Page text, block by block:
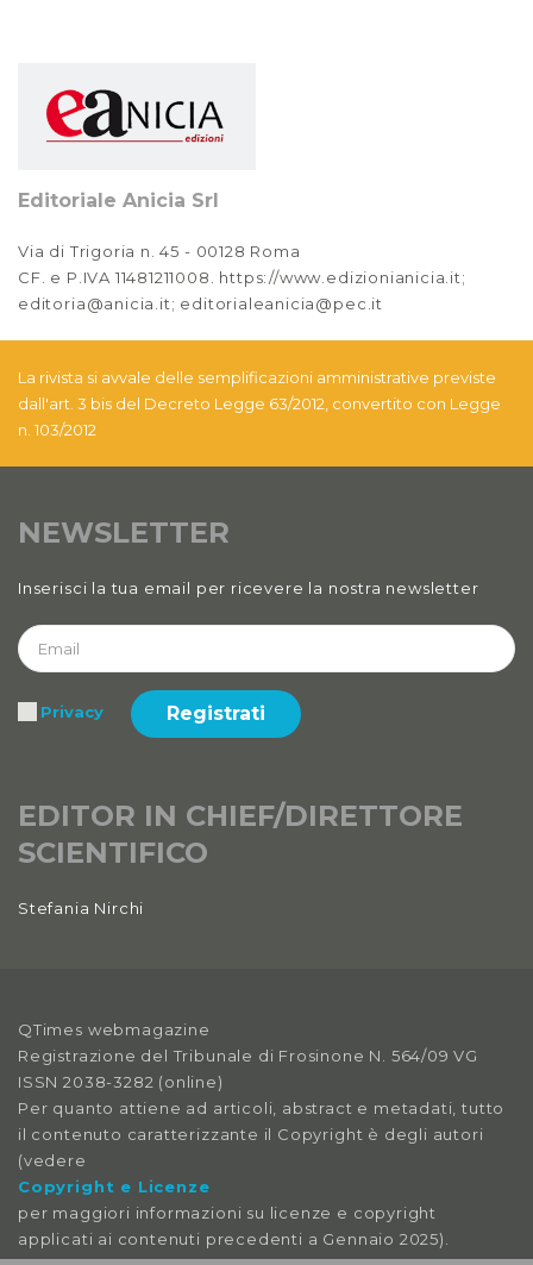
Editoriale Anicia Srl
Via di Trigoria n. 45 - 00128 Roma
CF. e P.IVA 11481211008. https://www.edizionianicia.it;
editoria@anicia.it; editorialeanicia@pec.it
La rivista si avvale delle semplificazioni amministrative previste
dall'art. 3 bis del Decreto Legge 63/2012, convertito con Legge
n. 103/2012
NEWSLETTER
Inserisci la tua email per ricevere la nostra newsletter
Privacy Registrati
EDITOR IN CHIEF/DIRETTORE
SCIENTIFICO
Stefania Nirchi
QTimes webmagazine
Registrazione del Tribunale di Frosinone N. 564/09 VG
ISSN 2038-3282 (online)
Per quanto attiene ad articoli, abstract e metadati, tutto
il contenuto caratterizzante il Copyright è degli autori
(vedere
Copyright e Licenze
per maggiori informazioni su licenze e copyright
applicati ai contenuti precedenti a Gennaio 2025).